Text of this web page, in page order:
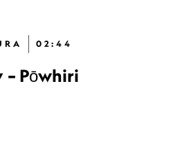
02:44
– Pōwhiri